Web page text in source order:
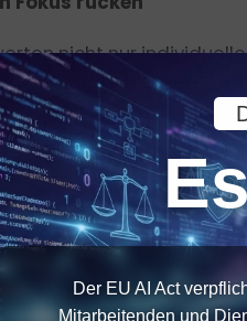
nicht nur
statt internen
„Team-Impact-
statt
von der Bewertung
Der EU AI Act
Mitarbeitenden und